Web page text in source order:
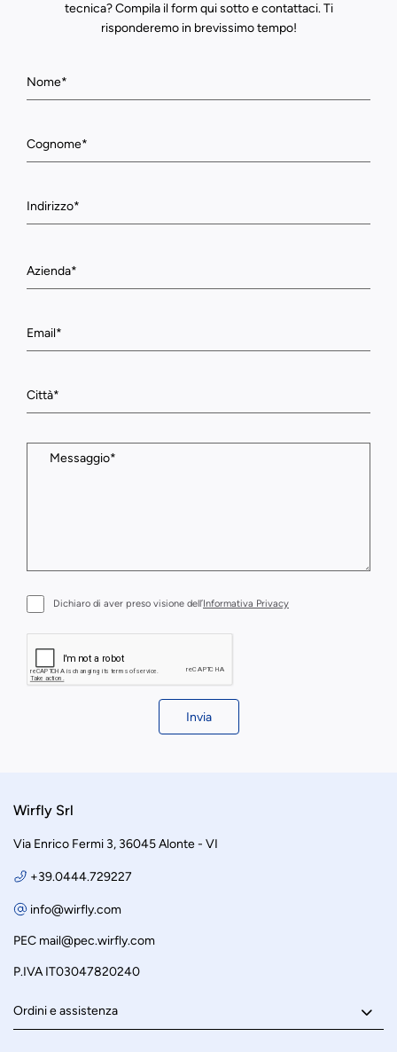
tecnica? Compila il form qui sotto e contattaci. Ti
risponderemo in brevissimo tempo!
Dichiaro di aver preso visione dell’Informativa Privacy
Invia
Wirfly Srl
Via Enrico Fermi 3, 36045 Alonte - VI
+39.0444.729227
info@wirfly.com
PEC mail@pec.wirfly.com
P.IVA IT03047820240
Ordini e assistenza